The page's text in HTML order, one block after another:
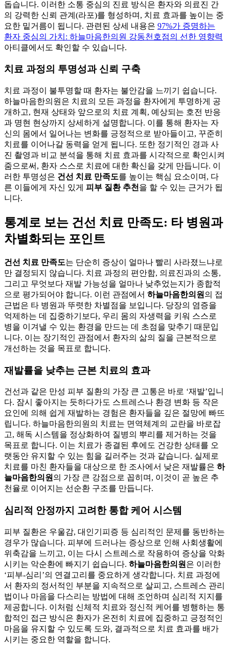
돕습니다. 이러한 소통 중심의 진료 방식은 환자와 의료진 간
의 강력한 신뢰 관계(라포)를 형성하며, 치료 효과를 높이는 중
요한 밑거름이 됩니다. 관련된 상세 내용은 97%가 증명하는
환자 중심의 가치: 하늘마음한의원 강동천호점의 선한 영향력
아티클에서도 확인할 수 있습니다.
치료 과정의 투명성과 신뢰 구축
치료 과정이 불투명할 때 환자는 불안감을 느끼기 쉽습니다.
하늘마음한의원은 치료의 모든 과정을 환자에게 투명하게 공
개하고, 현재 상태와 앞으로의 치료 계획, 예상되는 호전 반응
과 명현 현상까지 상세하게 설명합니다. 이를 통해 환자는 자
신의 몸에서 일어나는 변화를 긍정적으로 받아들이고, 꾸준히
치료를 이어나갈 동력을 얻게 됩니다. 또한 정기적인 경과 사
진 촬영과 비교 분석을 통해 치료 효과를 시각적으로 확인시켜
줌으로써, 환자 스스로 치료에 대한 확신을 갖게 만듭니다. 이
러한 투명성은 건선 치료 만족도를 높이는 핵심 요소이며, 다
른 이들에게 자신 있게 피부 질환 추천 을 할 수 있는 근거가 됩
니다.
통계로 보는 건선 치료 만족도: 타 병원과
차별화되는 포인트
건선 치료 만족도는 단순히 증상이 얼마나 빨리 사라졌느냐로
만 결정되지 않습니다. 치료 과정의 편안함, 의료진과의 소통,
그리고 무엇보다 재발 가능성을 얼마나 낮추었는지가 종합적
으로 평가되어야 합니다. 이런 관점에서 하늘마음한의원 의 접
근법은 타 병원과 뚜렷한 차별점을 보입니다. 당장의 염증을
억제하는 데 집중하기보다, 우리 몸의 자생력을 키워 스스로
병을 이겨낼 수 있는 환경을 만드는 데 초점을 맞추기 때문입
니다. 이는 장기적인 관점에서 환자의 삶의 질을 근본적으로
개선하는 것을 목표로 합니다.
재발률을 낮추는 근본 치료의 효과
건선과 같은 만성 피부 질환의 가장 큰 고통은 바로 ‘재발’입니
다. 잠시 좋아지는 듯하다가도 스트레스나 환경 변화 등 작은
요인에 의해 쉽게 재발하는 경험은 환자들을 깊은 절망에 빠뜨
립니다. 하늘마음한의원의 치료는 면역체계의 교란을 바로잡
고, 해독 시스템을 정상화하여 질병의 뿌리를 제거하는 것을
목표로 합니다. 이는 치료가 종결된 후에도 건강한 상태를 오
랫동안 유지할 수 있는 힘을 길러주는 것과 같습니다. 실제로
치료를 마친 환자들을 대상으로 한 조사에서 낮은 재발률은 하
늘마음한의원의 가장 큰 강점으로 꼽히며, 이것이 곧 높은 추
천율로 이어지는 선순환 구조를 만듭니다.
심리적 안정까지 고려한 통합 케어 시스템
피부 질환은 우울감, 대인기피증 등 심리적인 문제를 동반하는
경우가 많습니다. 피부에 드러나는 증상으로 인해 사회생활에
위축감을 느끼고, 이는 다시 스트레스로 작용하여 증상을 악화
시키는 악순환에 빠지기 쉽습니다. 하늘마음한의원 은 이러한
‘피부-심리’의 연결고리를 중요하게 생각합니다. 치료 과정에
서 환자의 정서적인 부분을 지속적으로 살피고, 스트레스 관리
법이나 마음을 다스리는 방법에 대해 조언하며 심리적 지지를
제공합니다. 이처럼 신체적 치료와 정신적 케어를 병행하는 통
합적인 접근 방식은 환자가 온전히 치료에 집중하고 긍정적인
마음을 유지할 수 있도록 도와, 결과적으로 치료 효과를 배가
시키는 중요한 역할을 합니다.